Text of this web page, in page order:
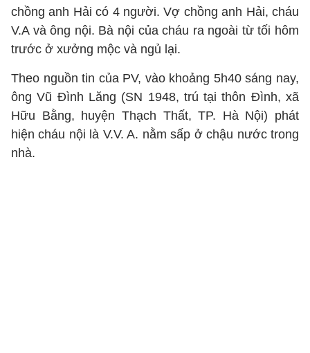
chồng anh Hải có 4 người. Vợ chồng anh Hải, cháu
V.A và ông nội. Bà nội của cháu ra ngoài từ tối hôm
trước ở xưởng mộc và ngủ lại.
Theo nguồn tin của PV, vào khoảng 5h40 sáng nay,
ông Vũ Đình Lăng (SN 1948, trú tại thôn Đình, xã
Hữu Bằng, huyện Thạch Thất, TP. Hà Nội) phát
hiện cháu nội là V.V. A. nằm sấp ở chậu nước trong
nhà.